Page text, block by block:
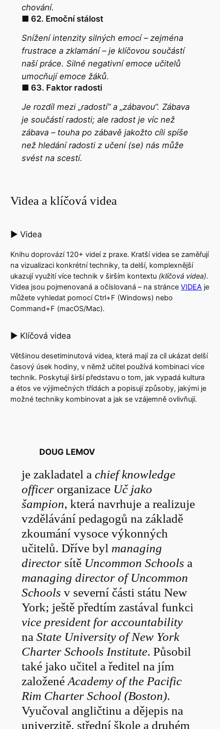
chování.
■ 62. Emoční stálost
Snížení intenzity silných emocí – zejména
frustrace a zklamání – je klíčovou součástí
naší práce. Silné negativní emoce učitelů
umocňují emoce žáků.
■ 63. Faktor radosti
Je rozdíl mezi „radostí“a „zábavou“. Zábava
je součástí radosti; ale radost je víc než
zábava – touha po zábavě jakožto cíli spíše
než hledání radosti z učení (se) nás může
svést na scestí.
Videa a klíčová videa
▶ Videa
Knihu doprovází 120+ videí z praxe. Kratší videa se zaměřují
na vizualizaci konkrétní techniky, ta delší, komplexnější
ukazují využití více technik v širším kontextu (klíčová videa).
Videa jsou pojmenovaná a očíslovaná –⁠⁠⁠⁠ na stránceVIDEA je
můžete vyhledat pomocí Ctrl+F (Windows) nebo
Command+F (macOS/Mac).
▶ Klíčová videa
Většinou desetiminutová videa, která mají za cíl ukázat delší
časový úsek hodiny, v němž učitel používá kombinaci více
technik. Poskytují širší představu o tom, jak vypadá kultura
a étos ve výjimečných třídách a popisují způsoby, jakými je
možné techniky kombinovat a jak se vzájemně ovlivňují.
DOUG LEMOV
je zakladatel a chief knowledge
officerorganizace Uč jako
šampion, která navrhuje a realizuje
vzdělávání pedagogů na základě
zkoumání vysoce výkonných
učitelů. Dříve byl managing
directorsítě Uncommon Schools a
managing director of Uncommon
Schools v severní části státu New
York; ještě předtím zastával funkci
vice president for accountability
na State University of New York
Charter Schools Institute. Působil
také jako učitel a ředitel na jím
založené Academy of the Pacific
Rim Charter School (Boston).
Vyučoval angličtinu a dějepis na
univerzitě, střední škole a druhém